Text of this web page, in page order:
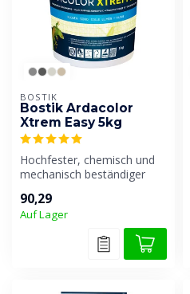
BOSTIK
Bostik Ardacolor
Xtrem Easy 5kg
Hochfester, chemisch und
mechanisch beständiger
Wand-...
90,29
Auf Lager